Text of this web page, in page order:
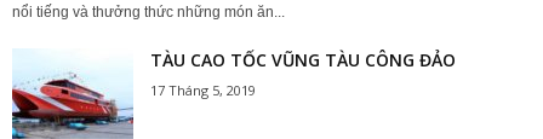
nổi tiếng và thưởng thức những món ăn...
TÀU CAO TỐC VŨNG TÀU CÔNG ĐẢO
17 Tháng 5, 2019